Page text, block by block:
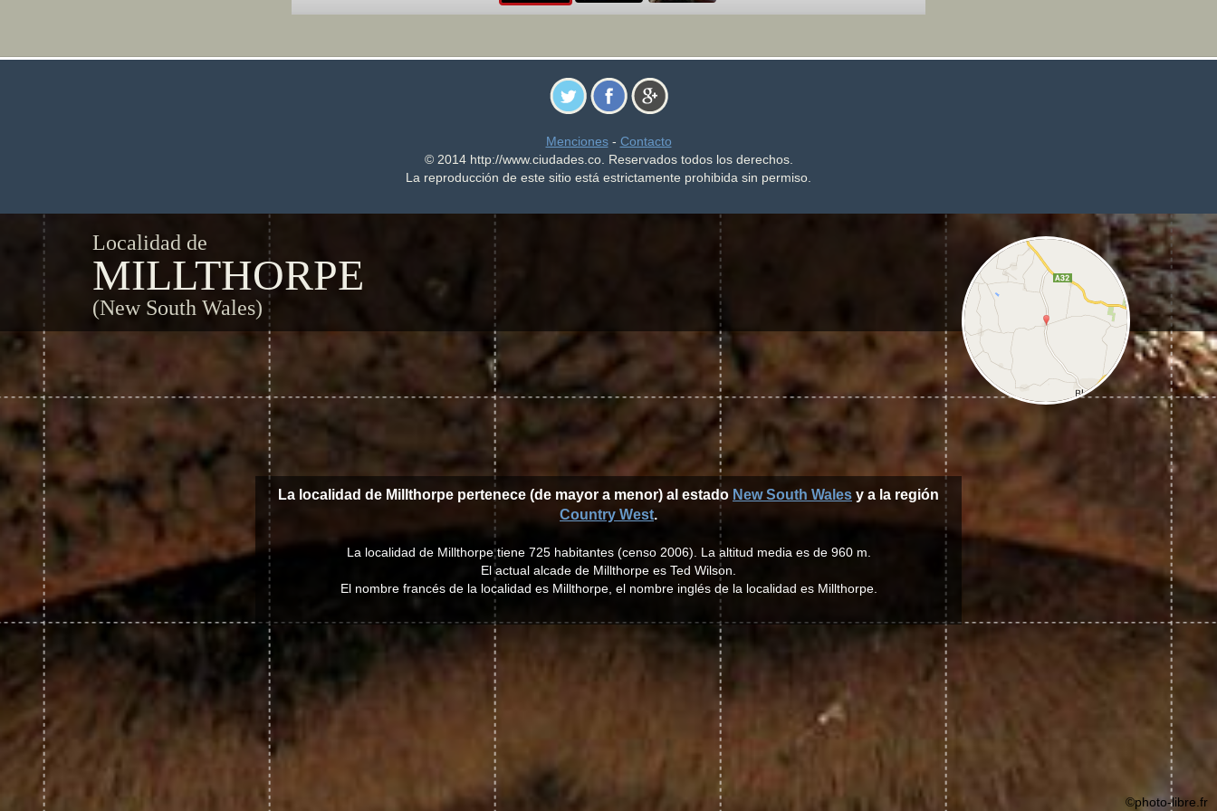
Menciones- Contacto
© 2014 http://www.ciudades.co. Reservados todos los derechos.
La reproducción de este sitio está estrictamente prohibida sin permiso.
Localidad de
MILLTHORPE
(New South Wales)
La localidad de Millthorpe pertenece (de mayor a menor) al estado New South Wales y a la región
Country West.
La localidad de Millthorpe tiene 725 habitantes (censo 2006). La altitud media es de 960 m.
El actual alcade de Millthorpe es Ted Wilson.
El nombre francés de la localidad es Millthorpe, el nombre inglés de la localidad es Millthorpe.
©photo-libre.fr